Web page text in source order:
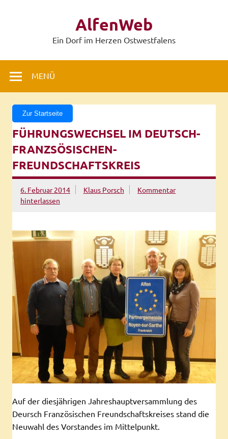
AlfenWeb
Ein Dorf im Herzen Ostwestfalens
MENÜ
Zur Startseite
FÜHRUNGSWECHSEL IM DEUTSCH-
FRANZSÖSISCHEN-
FREUNDSCHAFTSKREIS
6. Februar 2014 Klaus Porsch
Kommentar
hinterlassen
Auf der diesjährigen Jahreshauptversammlung des
Deursch Französischen Freundschaftskreises stand die
Neuwahl des Vorstandes im Mittelpunkt.